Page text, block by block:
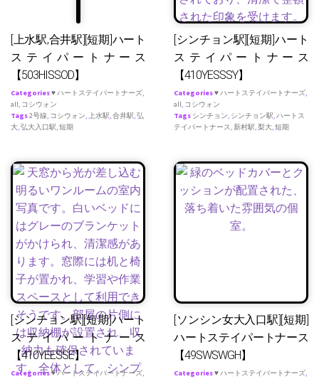
[上水駅,合井駅][短期]ハート
ステイパートナース
【503HISSOD】
Categories♥ ハートステイパートナーズ,
all, コシウォン
Tags2号線, コシウォン, 上水駅,合井駅,弘
大,弘大入口駅,短期
[シンチョン駅][短期]ハート
ステイパートナース
【410YESSSY】
Categories♥ ハートステイパートナーズ,
all, コシウォン
Tags シンチョン, シンチョン駅,ハートス
テイパートナース,新村駅,梨大,短期
[シンチョン駅][短期]ハート
ステイパートナース
【410YEESSE】
Categories♥ ハートステイパートナーズ,
[ソンシン女大入口駅][短期]
ハートステイパートナース
【49SWSWGH】
Categories♥ ハートステイパートナーズ,